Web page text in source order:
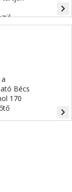
navigate_next
Bécs
170
navigate_next